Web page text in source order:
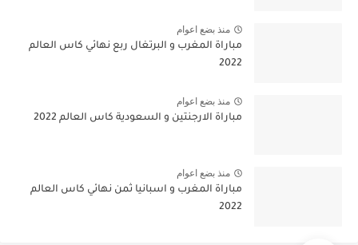
منذ بضع اعوام
مباراة المغرب و البرتغال ربع نهائي كاس العالم
2022
منذ بضع اعوام
مباراة الارجنتين و السعودية كاس العالم 2022
منذ بضع اعوام
مباراة المغرب و اسبانيا ثمن نهائي كاس العالم
2022